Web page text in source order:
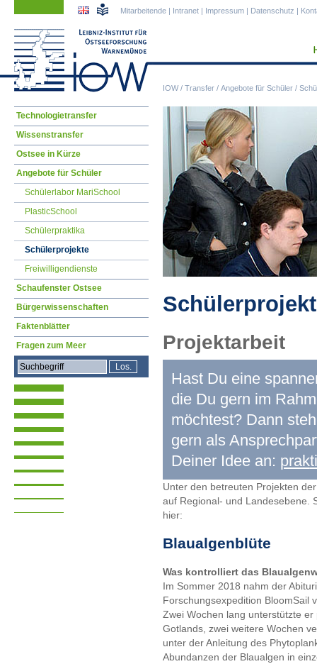
IOW/ Transfer / Angebote für Schüler /
Mitarbeitende | Intranet | Impressum | Datenschutz |
Projektarbeit
Hast Du eine
die Du gern im
möchtest? Dann
gern als
Deiner Idee an: prak
Unter den betreuten Projekten
auf Regional- und Landesebene.
hier:
Blaualgenblüte
Was kontrolliert das
Im Sommer 2018 nahm der
Forschungsexpedition BloomSail
Zwei Wochen lang unterstützte
Gotlands, zwei weitere Wochen
unter der Anleitung des
Abundanzen der Blaualgen in
Navigation
überspringen
Technologietransfer
Wissenstransfer
Ostsee in Kürze
Angebote für Schüler
Schülerlabor MariSchool
PlasticSchool
Schülerpraktika
Schülerprojekte
Freiwilligendienste
Schaufenster Ostsee
Bürgerwissenschaften
Faktenblätter
Fragen zum Meer